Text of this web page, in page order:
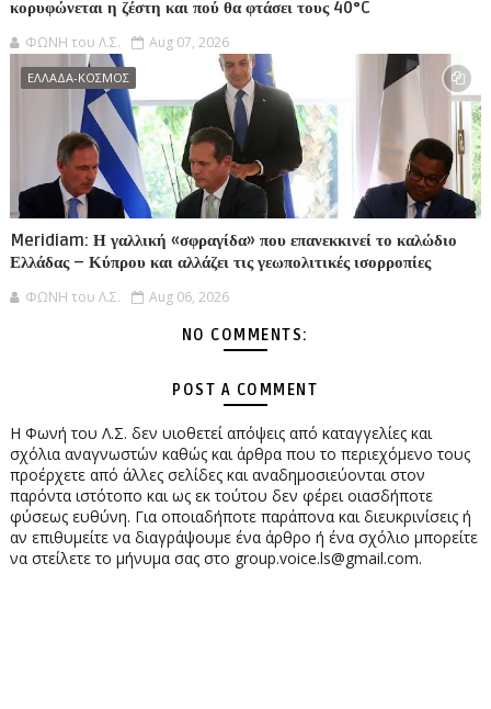
κορυφώνεται η ζέστη και πού θα φτάσει τους 40°C
ΦΩΝΗ του Λ.Σ. Aug 07, 2026
ΕΛΛΑΔΑ-ΚΟΣΜΟΣ
Meridiam: Η γαλλική «σφραγίδα» που επανεκκινεί το καλώδιο
Ελλάδας – Κύπρου και αλλάζει τις γεωπολιτικές ισορροπίες
ΦΩΝΗ του Λ.Σ. Aug 06, 2026
NO COMMENTS:
POST A COMMENT
Η Φωνή του Λ.Σ. δεν υιοθετεί απόψεις από καταγγελίες και
σχόλια αναγνωστών καθώς και άρθρα που το περιεχόμενο τους
προέρχετε από άλλες σελίδες και αναδημοσιεύονται στον
παρόντα ιστότοπο και ως εκ τούτου δεν φέρει οιασδήποτε
φύσεως ευθύνη. Για οποιαδήποτε παράπονα και διευκρινίσεις ή
αν επιθυμείτε να διαγράψουμε ένα άρθρο ή ένα σχόλιο μπορείτε
να στείλετε το μήνυμα σας στο group.voice.ls@gmail.com.